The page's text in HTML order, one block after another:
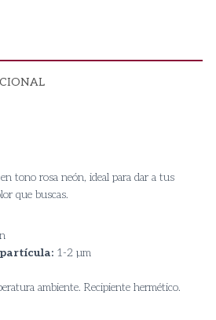
tono rosa neón, ideal para dar a tus
que buscas.
1-2 µm
ambiente. Recipiente hermético.